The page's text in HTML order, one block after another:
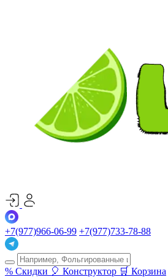
+7(977)966-06-99 +7(977)733-78-88
% Скидки 🎈 Конструктор 🛒 Корзина